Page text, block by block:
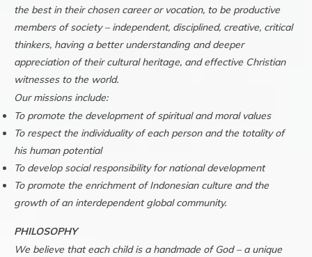
the best in their chosen career or vocation, to be productive
members of society – independent, disciplined, creative, critical
thinkers, having a better understanding and deeper
appreciation of their cultural heritage, and effective Christian
witnesses to the world.
Our missions include:
To promote the development of spiritual and moral values
To respect the individuality of each person and the totality of
his human potential
To develop social responsibility for national development
To promote the enrichment of Indonesian culture and the
growth of an interdependent global community.
PHILOSOPHY
We believe that each child is a handmade of God – a unique